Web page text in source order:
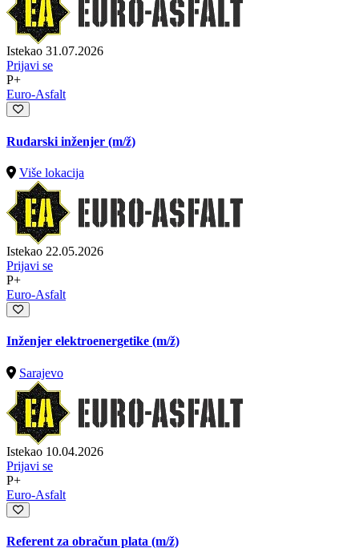
Istekao 31.07.2026
Prijavi se
P+
Euro-Asfalt
Rudarski inženjer (m/ž)
Više lokacija
Istekao 22.05.2026
Prijavi se
P+
Euro-Asfalt
Inženjer elektroenergetike (m/ž)
Sarajevo
Istekao 10.04.2026
Prijavi se
P+
Euro-Asfalt
Referent za obračun plata (m/ž)